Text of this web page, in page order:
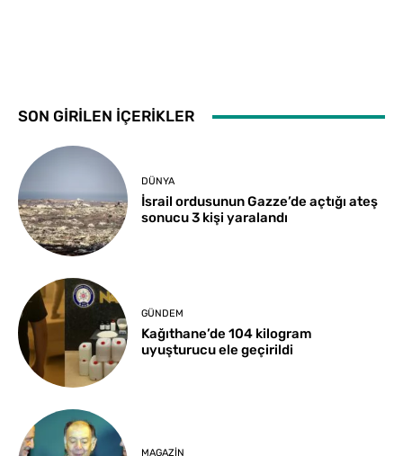
SON GİRİLEN İÇERİKLER
DÜNYA
İsrail ordusunun Gazze’de açtığı ateş
sonucu 3 kişi yaralandı
GÜNDEM
Kağıthane’de 104 kilogram
uyuşturucu ele geçirildi
MAGAZIN